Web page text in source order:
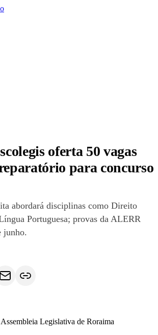
oferta 50 vagas
para concurso
abordará disciplinas como Direito
Portuguesa; provas da ALERR
junho.